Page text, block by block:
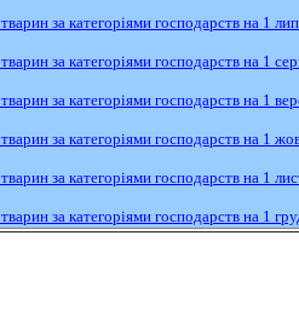
тварин за категоріями господарств на 1
тварин за категоріями господарств на 1
тварин за категоріями господарств на 1
тварин за категоріями господарств на 1
тварин за категоріями господарств на 1
тварин за категоріями господарств на 1